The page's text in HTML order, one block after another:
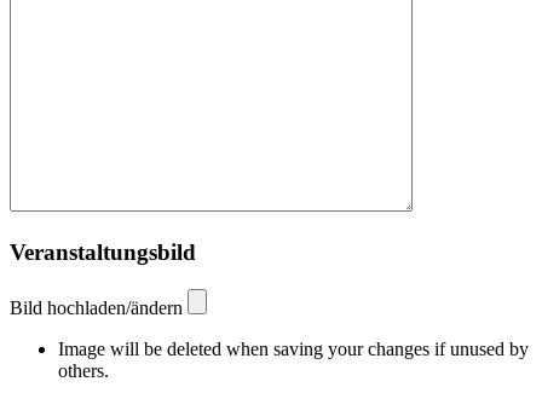
Veranstaltungsbild
Bild hochladen/ändern
Image will be deleted when saving your changes if unused by
others.